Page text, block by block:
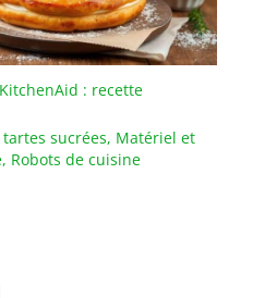
: recette
sucrées, Matériel et
, Robots de cuisine